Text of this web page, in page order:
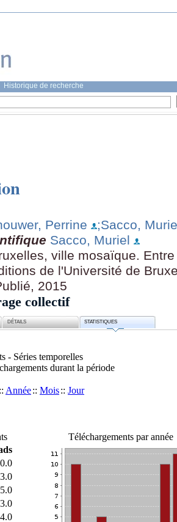
Historique de recherche
Perrine
;Sacco,
Sacco, Muriel
ville mosaïque.
de l'Université de
2015
collectif
DÉTAILS STATISTIQUES